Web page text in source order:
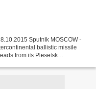
Sputnik MOSCOW -
ballistic missile
from its Plesetsk